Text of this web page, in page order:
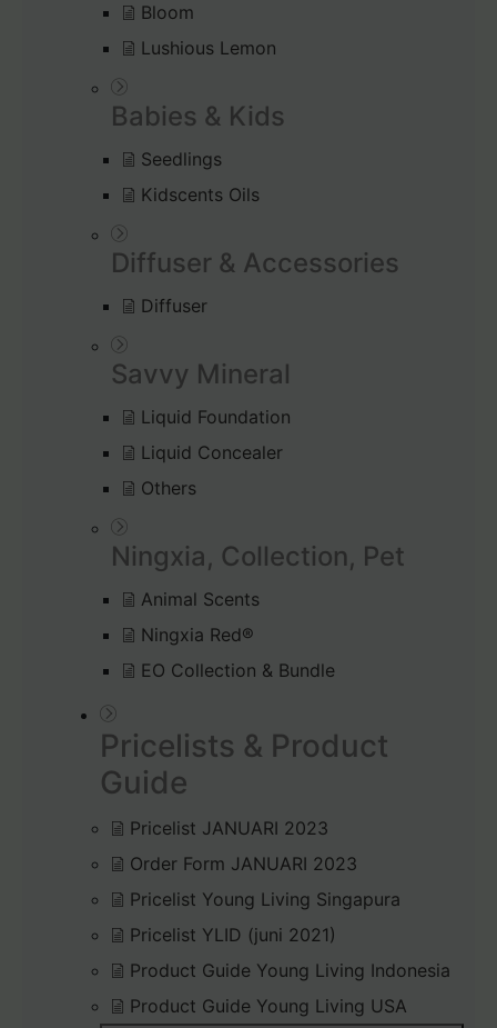
Bloom
Lushious Lemon
Babies & Kids
Seedlings
Kidscents Oils
Diffuser & Accessories
Diffuser
Savvy Mineral
Liquid Foundation
Liquid Concealer
Others
Ningxia, Collection, Pet
Animal Scents
Ningxia Red®
EO Collection & Bundle
Pricelists & Product
Guide
Pricelist JANUARI 2023
Order Form JANUARI 2023
Pricelist Young Living Singapura
Pricelist YLID (juni 2021)
Product Guide Young Living Indonesia
Product Guide Young Living USA